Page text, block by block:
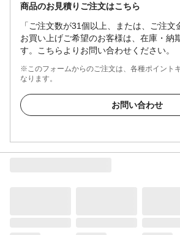
商品のお見積りご注文はこちら
「ご注文数が31個以上、または、ご注
お買い上げご希望のお客様は、在庫・納
す。こちらよりお問い合わせください。
※このフォームからのご注文は、各種ポイント
なります。
お問い合わせ